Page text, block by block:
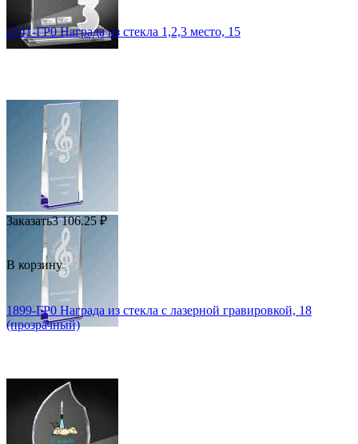
2741-ГР0 Награда из стекла 1,2,3 место, 15
Заказать3 106.25 ₽
В корзину
1899-ГР0 Награда из стекла с лазерной гравировкой, 18
(прозрачный)